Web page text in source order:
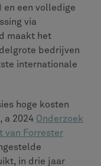
geven aan
robuuste
,
De volledige
zijn
activiteiten.
om hun
en te
in het